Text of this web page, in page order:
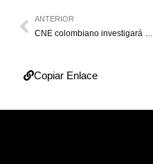
ANTERIOR
CNE colombiano investigará financiamiento a Santos
Copiar Enlace